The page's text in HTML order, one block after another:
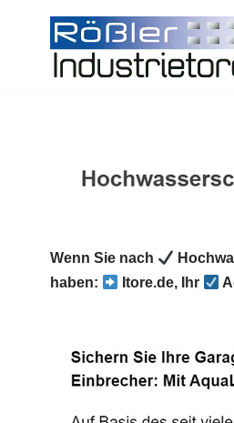
Wenn Sie nach
haben:
Itore.de, Ihr